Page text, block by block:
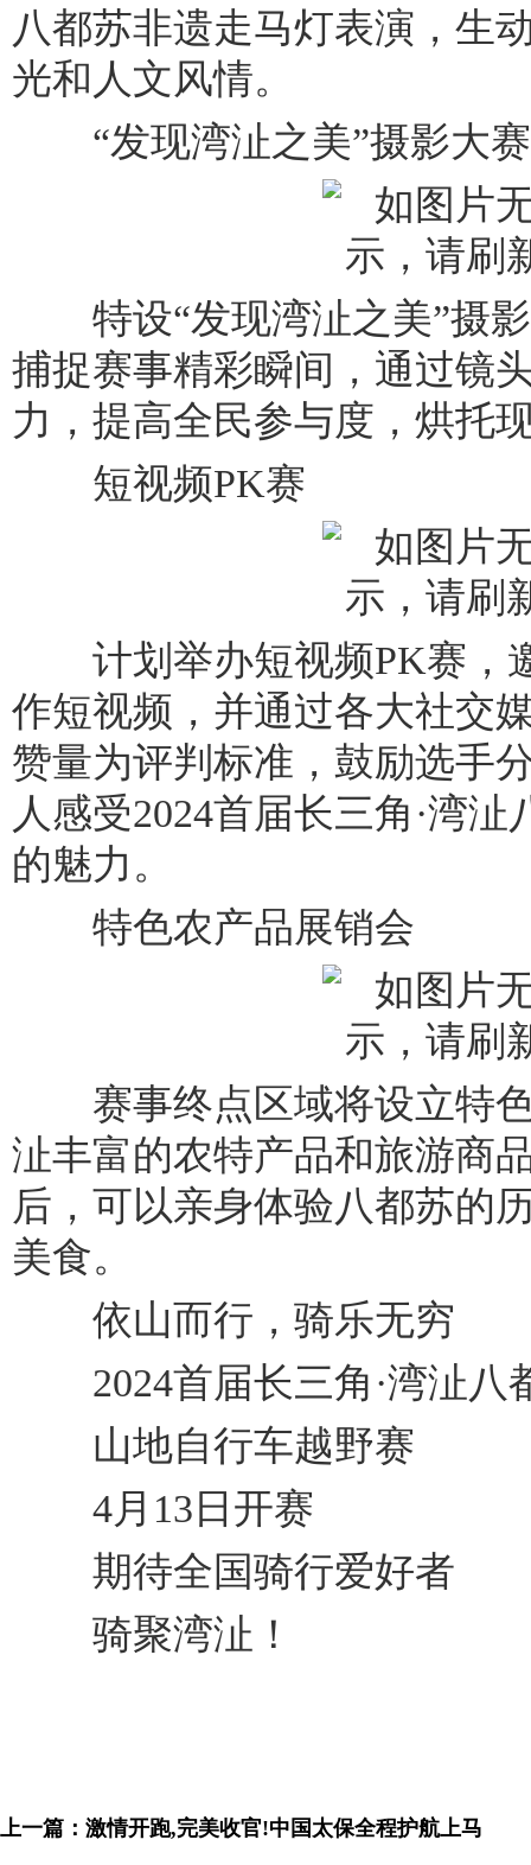
八都苏非遗走马灯表演，生
光和人文风情。
“发现湾沚之美”摄影大赛
特设“发现湾沚之美”摄影
捕捉赛事精彩瞬间，通过镜
力，提高全民参与度，烘托
短视频PK赛
计划举办短视频PK赛，
作短视频，并通过各大社交
赞量为评判标准，鼓励选手
人感受2024首届长三角·湾
的魅力。
特色农产品展销会
赛事终点区域将设立特色
沚丰富的农特产品和旅游商
后，可以亲身体验八都苏的
美食。
依山而行，骑乐无穷
2024首届长三角·湾沚八
山地自行车越野赛
4月13日开赛
期待全国骑行爱好者
骑聚湾沚！
上一篇： 激情开跑,完美收官!中国太保全程护航上马